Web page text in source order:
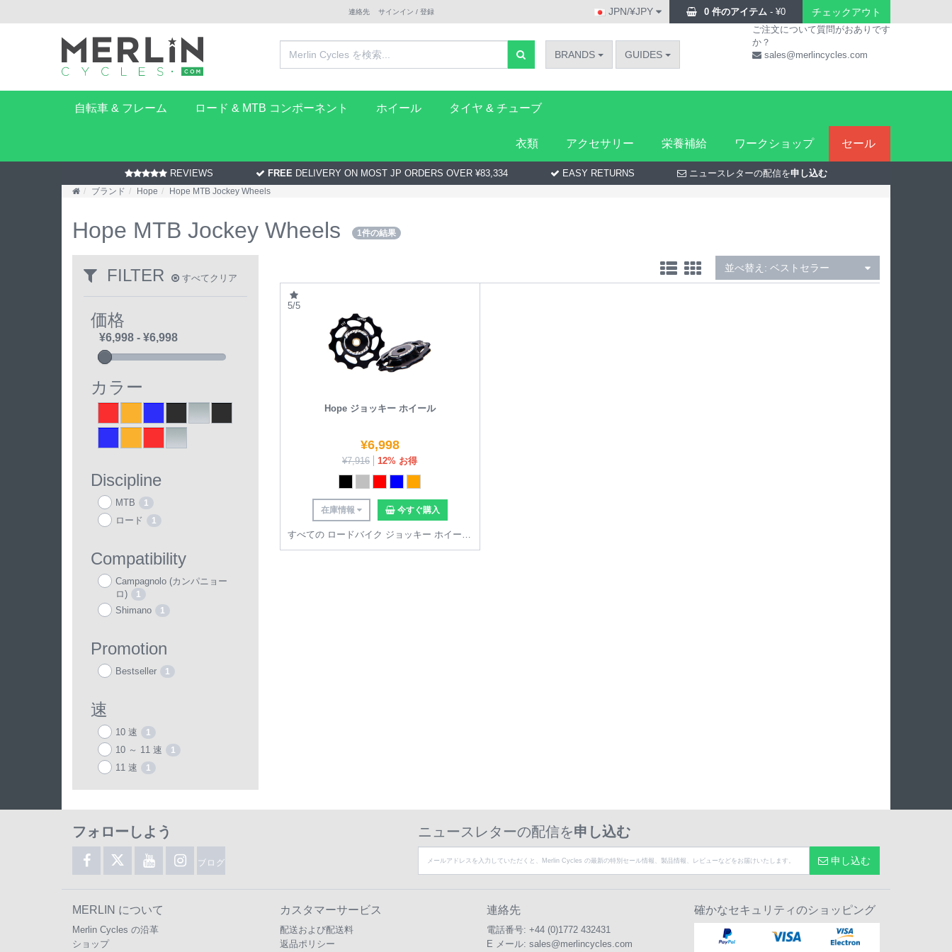
連絡先 サインイン / 登録 0 件のアイテム - ¥0 チェックアウト
JPN/¥JPY
BRANDS GUIDES
ご注文について質問がおありです
か？
sales@merlincycles.com
自転車 & フレーム ロード & MTB コンポーネント ホイール タイヤ & チューブ
衣類 アクセサリー 栄養補給 ワークショップ セール
REVIEWS FREE DELIVERY ON MOST JP ORDERS OVER ¥83,334 EASY RETURNS ニュースレターの配信を申し込む
ブランド Hope Hope MTB Jockey Wheels
Hope MTB Jockey Wheels 1件の結果
FILTER すべてクリア
価格
カラー
Discipline
MTB 1
ロード 1
Compatibility
Campagnolo (カンパニョー
ロ)
1
Shimano 1
Promotion
Bestseller 1
速
10 速 1
10 ～ 11 速 1
11 速 1
並べ替え: ベストセラー
5/5
Hope ジョッキー ホイール
¥6,998
¥7,916 12% お得
在庫情報 今すぐ購入
すべての ロードバイク ジョッキー ホイール を見る
フォローしよう
ブログ
ニュースレターの配信を申し込む
申し込む
MERLIN について
Merlin Cycles の沿革
ショップ
カスタマーサービス
配送および配送料
返品ポリシー
連絡先
電話番号: +44 (0)1772 432431
E メール: sales@merlincycles.com
確かなセキュリティのショッピング